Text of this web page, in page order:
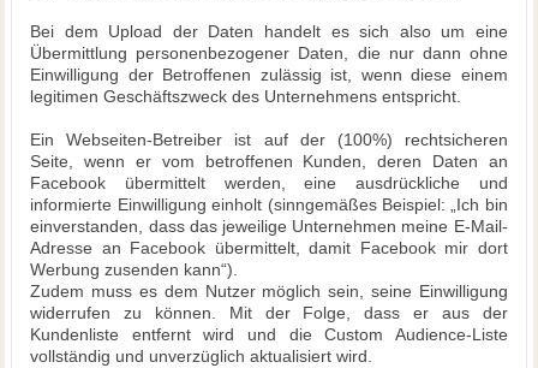
Bei dem Upload der Daten handelt es sich also um eine
Übermittlung personenbezogener Daten, die nur dann ohne
Einwilligung der Betroffenen zulässig ist, wenn diese einem
legitimen Geschäftszweck des Unternehmens entspricht.
Ein Webseiten-Betreiber ist auf der (100%) rechtsicheren
Seite, wenn er vom betroffenen Kunden, deren Daten an
Facebook übermittelt werden, eine ausdrückliche und
informierte Einwilligung einholt (sinngemäßes Beispiel: „Ich bin
einverstanden, dass das jeweilige Unternehmen meine E-Mail-
Adresse an Facebook übermittelt, damit Facebook mir dort
Werbung zusenden kann“).
Zudem muss es dem Nutzer möglich sein, seine Einwilligung
widerrufen zu können. Mit der Folge, dass er aus der
Kundenliste entfernt wird und die Custom Audience-Liste
vollständig und unverzüglich aktualisiert wird.